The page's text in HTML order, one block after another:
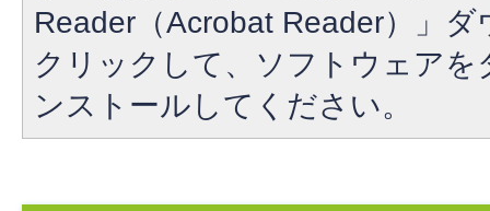
Reader（Acrobat Reader）」
クリックして、ソフトウェア
ンストールしてください。